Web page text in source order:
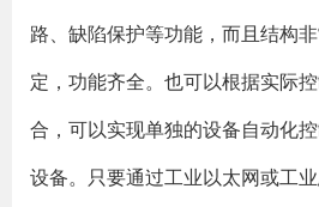
路、缺陷保护等功能，而且结构
定，功能齐全。也可以根据实际
合，可以实现单独的设备自动化
设备。只要通过工业以太网或工